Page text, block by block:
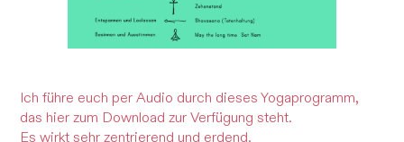
Ich führe euch per Audio durch dieses Yogaprogramm,
das hierzum Download zur Verfügung steht.
Es wirkt sehr zentrierend und erdend.